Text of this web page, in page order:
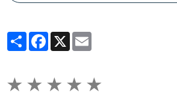
PartagerFacebook
X
★ ★ ★ ★ ★